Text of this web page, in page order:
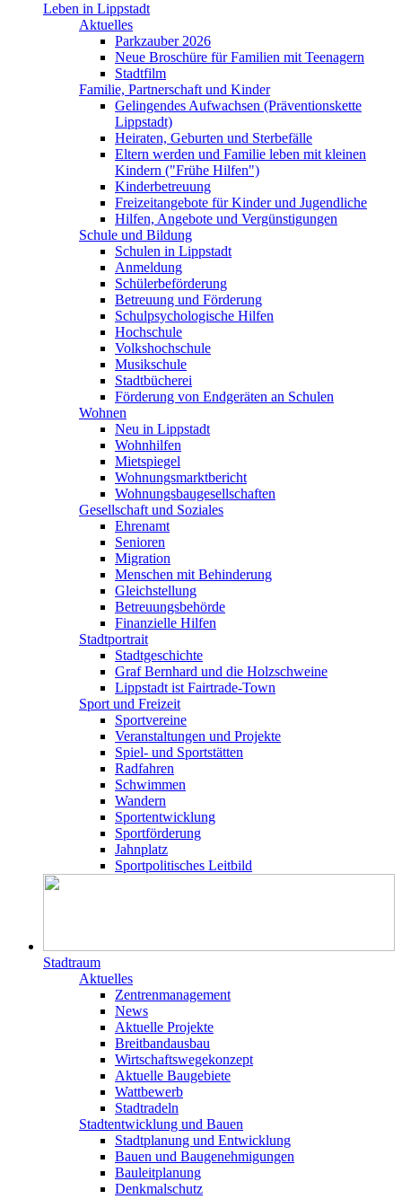
Leben in Lippstadt
Aktuelles
Parkzauber 2026
Neue Broschüre für Familien mit Teenagern
Stadtfilm
Familie, Partnerschaft und Kinder
Gelingendes Aufwachsen (Präventionskette
Lippstadt)
Heiraten, Geburten und Sterbefälle
Eltern werden und Familie leben mit kleinen
Kindern ("Frühe Hilfen")
Kinderbetreuung
Freizeitangebote für Kinder und Jugendliche
Hilfen, Angebote und Vergünstigungen
Schule und Bildung
Schulen in Lippstadt
Anmeldung
Schülerbeförderung
Betreuung und Förderung
Schulpsychologische Hilfen
Hochschule
Volkshochschule
Musikschule
Stadtbücherei
Förderung von Endgeräten an Schulen
Wohnen
Neu in Lippstadt
Wohnhilfen
Mietspiegel
Wohnungsmarktbericht
Wohnungsbaugesellschaften
Gesellschaft und Soziales
Ehrenamt
Senioren
Migration
Menschen mit Behinderung
Gleichstellung
Betreuungsbehörde
Finanzielle Hilfen
Stadtportrait
Stadtgeschichte
Graf Bernhard und die Holzschweine
Lippstadt ist Fairtrade-Town
Sport und Freizeit
Sportvereine
Veranstaltungen und Projekte
Spiel- und Sportstätten
Radfahren
Schwimmen
Wandern
Sportentwicklung
Sportförderung
Jahnplatz
Sportpolitisches Leitbild
Stadtraum
Aktuelles
Zentrenmanagement
News
Aktuelle Projekte
Breitbandausbau
Wirtschaftswegekonzept
Aktuelle Baugebiete
Wattbewerb
Stadtradeln
Stadtentwicklung und Bauen
Stadtplanung und Entwicklung
Bauen und Baugenehmigungen
Bauleitplanung
Denkmalschutz